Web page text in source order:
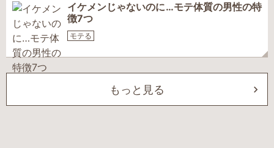
イケメンじゃないのに…モテ体質の男性の特
徴7つ
モテる
もっと見る